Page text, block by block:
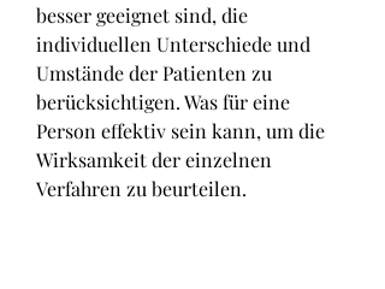
besser geeignet sind, die
individuellen Unterschiede und
Umstände der Patienten zu
berücksichtigen. Was für eine
Person effektiv sein kann, um die
Wirksamkeit der einzelnen
Verfahren zu beurteilen.